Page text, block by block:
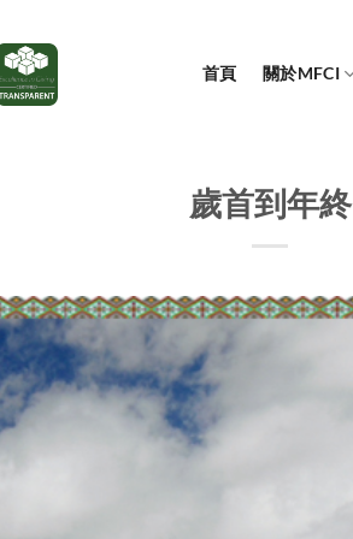
首頁 關於MFCI
歲首到年終